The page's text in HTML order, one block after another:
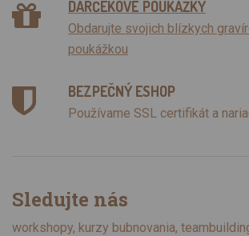
DARČEKOVÉ POUKÁŽKY
Obdarujte svojich blízkych
poukážkou
BEZPEČNÝ ESHOP
Používame SSL certifikát a
Sledujte nás
workshopy, kurzy bubnovania,